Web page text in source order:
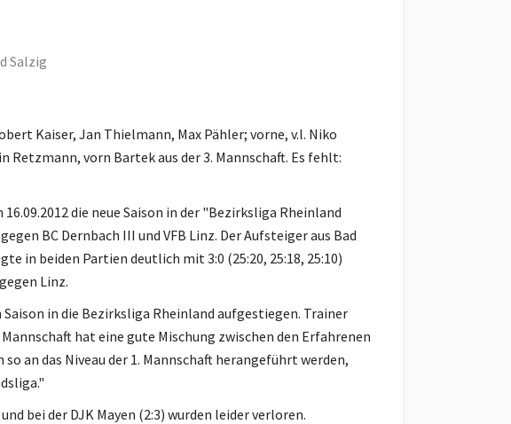
Salzig
Kaiser, Jan Thielmann, Max Pähler; vorne, v.l. Niko
vorn Bartek aus der 3. Mannschaft. Es fehlt:
die neue Saison in der "Bezirksliga Rheinland
BC Dernbach III und VFB Linz. Der Aufsteiger aus Bad
in beiden Partien deutlich mit 3:0 (25:20, 25:18, 25:10)
Linz.
in die Bezirksliga Rheinland aufgestiegen. Trainer
hat eine gute Mischung zwischen den Erfahrenen
an das Niveau der 1. Mannschaft herangeführt werden,
bei der DJK Mayen (2:3) wurden leider verloren.